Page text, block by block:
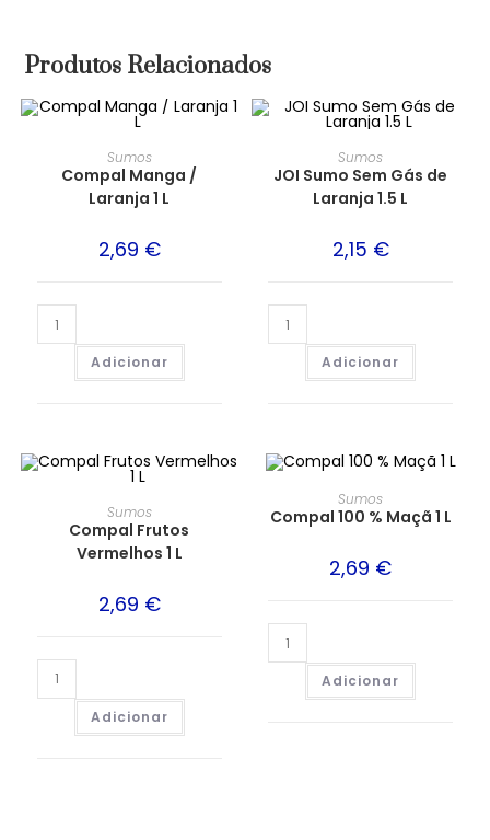
Produtos Relacionados
Sumos
Compal Manga /
Laranja 1 L
2,69 €
Adicionar
Sumos
JOI Sumo Sem Gás de
Laranja 1.5 L
2,15 €
Adicionar
Sumos
Compal Frutos
Vermelhos 1 L
2,69 €
Adicionar
Sumos
Compal 100 % Maçã 1 L
2,69 €
Adicionar